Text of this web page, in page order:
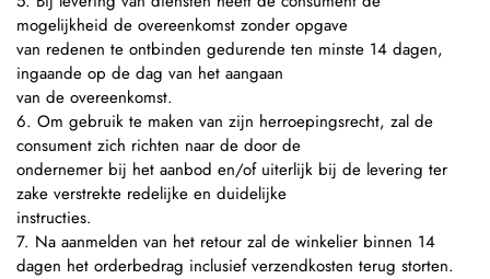
mogelijkheid de overeenkomst zonder opgave
van redenen te ontbinden gedurende ten minste 14 dagen,
ingaande op de dag van het aangaan
van de overeenkomst.
6. Om gebruik te maken van zijn herroepingsrecht, zal de
consument zich richten naar de door de
ondernemer bij het aanbod en/of uiterlijk bij de levering ter
zake verstrekte redelijke en duidelijke
instructies.
7. Na aanmelden van het retour zal de winkelier binnen 14
dagen het orderbedrag inclusief verzendkosten terug storten.